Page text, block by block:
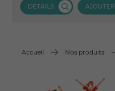
DÉTAILS AJOUTER
Accueil Nos produits